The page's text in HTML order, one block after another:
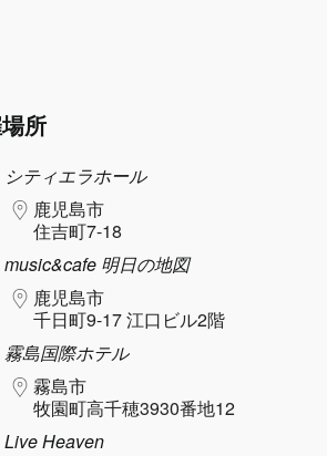
所
シティエラホール
鹿児島市
住吉町7-18
music&cafe 明日の地図
鹿児島市
千日町9-17 江口ビル2階
霧島国際ホテル
霧島市
牧園町高千穂3930番地12
Live Heaven